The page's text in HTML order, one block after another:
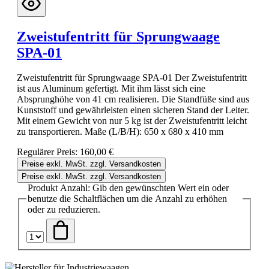
Zweistufentritt für Sprungwaage
SPA-01
Zweistufentritt für Sprungwaage SPA-01 Der Zweistufentritt
ist aus Aluminum gefertigt. Mit ihm lässt sich eine
Absprunghöhe von 41 cm realisieren. Die Standfüße sind aus
Kunststoff und gewährleisten einen sicheren Stand der Leiter.
Mit einem Gewicht von nur 5 kg ist der Zweistufentritt leicht
zu transportieren. Maße (L/B/H): 650 x 680 x 410 mm
Regulärer Preis: 160,00 €
Preise exkl. MwSt. zzgl. Versandkosten
Preise exkl. MwSt. zzgl. Versandkosten
Produkt Anzahl: Gib den gewünschten Wert ein oder
benutze die Schaltflächen um die Anzahl zu erhöhen
oder zu reduzieren.